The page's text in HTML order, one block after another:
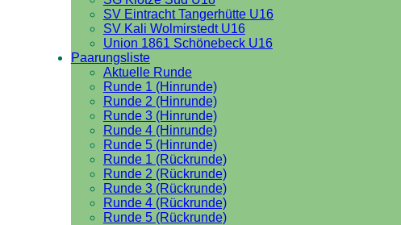
SV Eintracht Tangerhütte U16
SV Kali Wolmirstedt U16
Union 1861 Schönebeck U16
Paarungsliste
Aktuelle Runde
Runde 1 (Hinrunde)
Runde 2 (Hinrunde)
Runde 3 (Hinrunde)
Runde 4 (Hinrunde)
Runde 5 (Hinrunde)
Runde 1 (Rückrunde)
Runde 2 (Rückrunde)
Runde 3 (Rückrunde)
Runde 4 (Rückrunde)
Runde 5 (Rückrunde)